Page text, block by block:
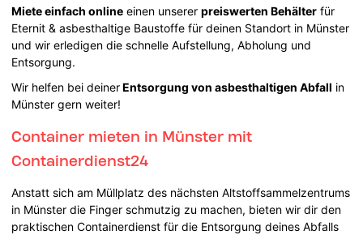
Miete einfach online einen unsererpreiswerten Behälter für
Eternit & asbesthaltige Baustoffe für deinen Standort in Münster
und wir erledigen die schnelle Aufstellung, Abholung und
Entsorgung.
Wir helfen bei deinerEntsorgung von asbesthaltigen Abfall in
Münster gern weiter!
Container mieten in Münster mit
Containerdienst24
Anstatt sich am Müllplatz des nächsten Altstoffsammelzentrums
in Münster die Finger schmutzig zu machen, bieten wir dir den
praktischen Containerdienst für die Entsorgung deines Abfalls